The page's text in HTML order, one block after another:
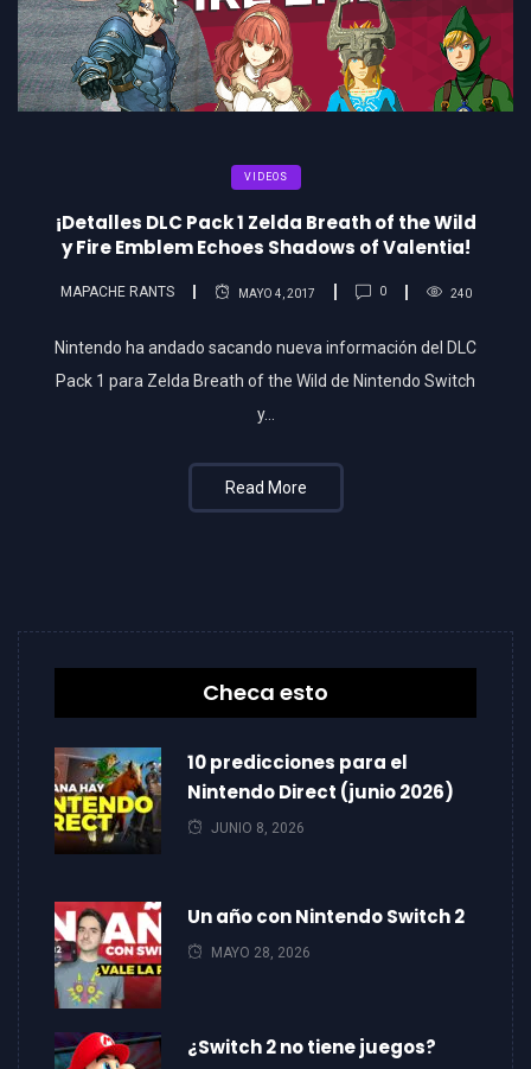
VIDEOS
¡Detalles DLC Pack 1 Zelda Breath of the Wild
y Fire Emblem Echoes Shadows of Valentia!
MAPACHE RANTS MAYO 4, 2017 0 240
Nintendo ha andado sacando nueva información del DLC
Pack 1 para Zelda Breath of the Wild de Nintendo Switch
y…
Read More
Checa esto
10 predicciones para el
Nintendo Direct (junio 2026)
JUNIO 8, 2026
Un año con Nintendo Switch 2
MAYO 28, 2026
¿Switch 2 no tiene juegos?